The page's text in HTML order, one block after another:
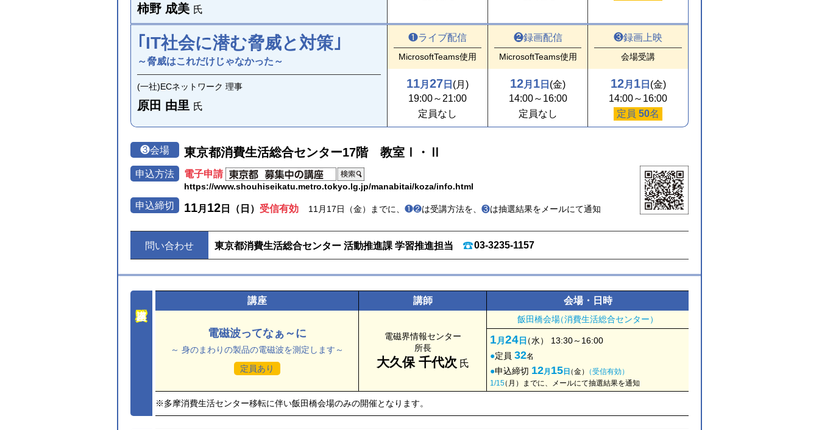
柿野 成美 氏
｢IT社会に潜む脅威と対策｣
～脅威はこれだけじゃなかった～
(一社)ECネットワーク 理事
原田 由里 氏
❶ライブ配信
MicrosoftTeams使用
11月27 日 (月)
19:00～21:00
定員なし
❷録画配信
MicrosoftTeams使用
12月 1 日 (金)
14:00～16:00
定員なし
❸録画上映
会場受講
12月 1日 (金)
14:00～16:00
定員50名
❸会場 東京都消費生活総合センター17階 教室Ⅰ・Ⅱ
申込方法 電子申請
https://www.shouhiseikatu.metro.tokyo.lg.jp/manabitai/koza/info.html
申込締切 11月 12 日（日） 受信有効 11月17日（金）までに、 ❶❷は受講方法を、 ❸は抽選結果をメールにて通知
問い合わせ 東京都消費生活総合センター 活動推進課 学習推進担当 03-3235-1157
講座 講師 会場・日時
電磁波ってなぁ～に
～ 身のまわりの製品の電磁波を測定します～
定員あり
電磁界情報センター
所長
大久保 千代次 氏
飯田橋会場（消費生活総合センター）
1 月 24日（水） 13:30～16:00
定員 32名
申込締切 12月 15 日（金） （受信有効）
1/15（ 月）までに、メールにて抽選結果を通知
※多摩消費生活センター移転に伴い飯田橋会場のみの開催となります。